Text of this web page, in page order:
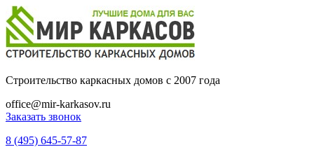
Строительство каркасных домов с 2007 года
office@mir-karkasov.ru
Заказать звонок
8 (495) 645-57-87